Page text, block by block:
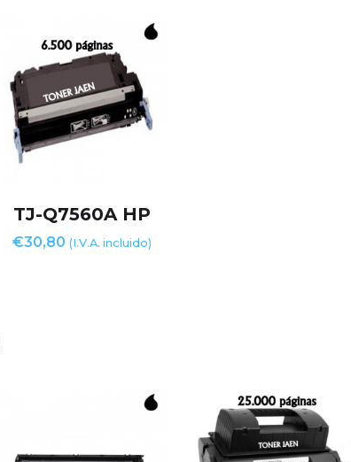
TJ-Q7560A HP
€30,80 (I.V.A. incluido)